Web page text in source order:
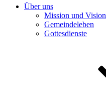
Über uns
Mission und Vision
Gemeindeleben
Gottesdienste